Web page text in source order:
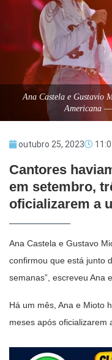
Ana Castela e Gustavio
Americana
outubro 25, 2023
Cantores
em setembro,
oficializarem a
Ana Castela e Gustavo
confirmou que está junto
semanas”, escreveu Ana
Há um mês, Ana e Mioto
meses após oficializarem